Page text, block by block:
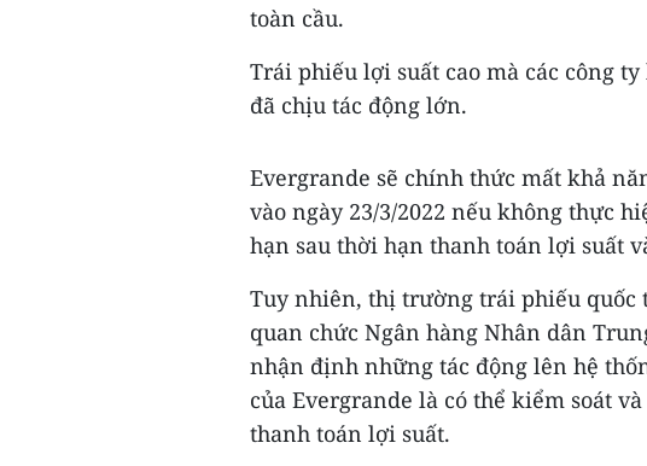
toàn cầu.
Trái phiếu lợi suất cao mà các công
đã chịu tác động lớn.
Evergrande sẽ chính thức mất khả
vào ngày 23/3/2022 nếu không thực
hạn sau thời hạn thanh toán lợi suất
Tuy nhiên, thị trường trái phiếu quốc
quan chức Ngân hàng Nhân dân
nhận định những tác động lên hệ
của Evergrande là có thể kiểm soát
thanh toán lợi suất.